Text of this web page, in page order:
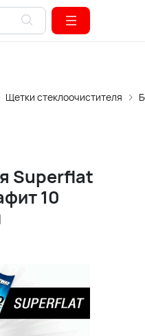
Щетки стеклоочистителя
Superflat
10